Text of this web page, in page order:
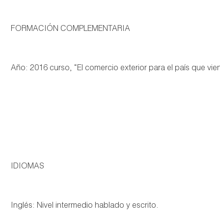
FORMACIÓN COMPLEMENTARIA
Año: 2016 curso, “El comercio exterior para el país que
IDIOMAS
Inglés: Nivel intermedio hablado y escrito.